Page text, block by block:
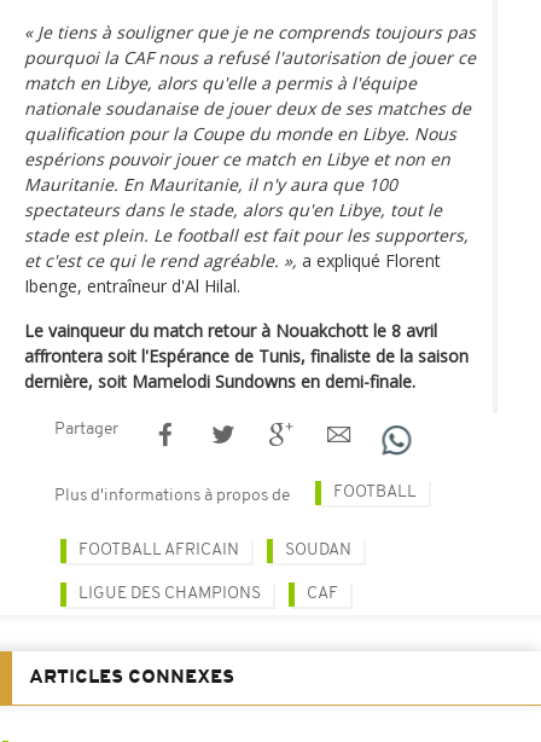
« Je tiens à souligner que je ne comprends toujours pas
pourquoi la CAF nous a refusé l'autorisation de jouer ce
match en Libye, alors qu'elle a permis à l'équipe
nationale soudanaise de jouer deux de ses matches de
qualification pour la Coupe du monde en Libye. Nous
espérions pouvoir jouer ce match en Libye et non en
Mauritanie. En Mauritanie, il n'y aura que 100
spectateurs dans le stade, alors qu'en Libye, tout le
stade est plein. Le football est fait pour les supporters,
et c'est ce qui le rend agréable. », a expliqué Florent
Ibenge, entraîneur d'Al Hilal.
Le vainqueur du match retour à Nouakchott le 8 avril
affrontera soit l'Espérance de Tunis, finaliste de la saison
dernière, soit Mamelodi Sundowns en demi-finale.
Partager
Plus d'informations à propos de FOOTBALL
FOOTBALL AFRICAIN SOUDAN
LIGUE DES CHAMPIONS CAF
ARTICLES CONNEXES